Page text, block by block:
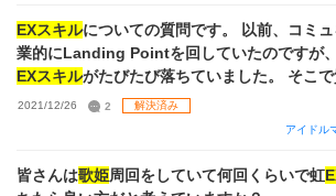
周回数が減るという事は、 期間あたりで考え
恵を得られる回数も減ります つまりスタミナ
ーンも最大化しないという事になり、 結局唯
ら打ち消される気がしてきます。 自分の中では結論が出てる
のですがシャニの攻略界隈と言うもの自体が
あるかもしれないので質問させていただきま
であればそれはそれで構いません。 よろしくお願いいたしま
す。
きさんは4枚あります。 今の手持ちを考慮し
成を教えていただきたいで
EXスキルについての質問です。 以前、コミ
業的にLanding Pointを回していたのですが
EXスキルがたびたび落ちていました。 そこで質問なのです
が、WINGのファン数140万人の
堀りの効率が良いのでし
2021/12/26 2
解決済み
アイドル
皆さんは歌姫周回をしていて何回くらいで虹